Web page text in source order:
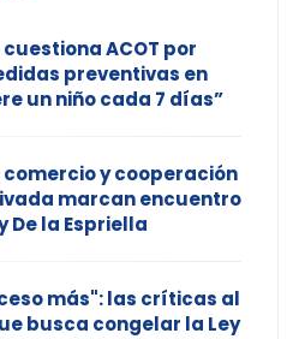
ACOT por
preventivas en
un niño cada 7 días”
y cooperación
marcan encuentro
De la Espriella
más": las críticas al
busca congelar la Ley